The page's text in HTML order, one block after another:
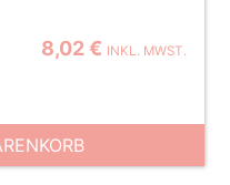
8,02 € INKL. MWST.